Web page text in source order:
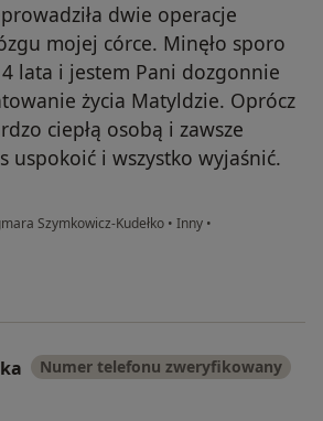
dwie operacje
mojej córce. Minęło sporo
lata i jestem Pani dozgonnie
życia Matyldzie. Oprócz
ciepłą osobą i zawsze
uspokoić i wszystko wyjaśnić.
Szymkowicz-Kudełko • Inny •
Czarny
Numer telefonu zweryfikowany